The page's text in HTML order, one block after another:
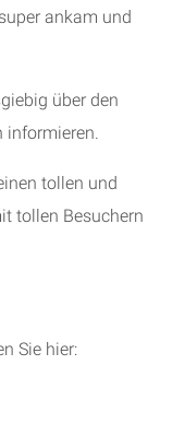
ankam und
über den
informieren.
tollen und
tollen Besuchern
Sie hier: